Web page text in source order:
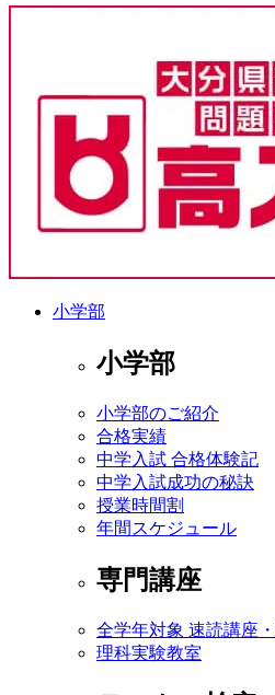
小学部
小学部
小学部のご紹介
合格実績
中学入試 合格体験記
中学入試成功の秘訣
授業時間割
年間スケジュール
専門講座
全学年対象 速読講座
理科実験教室